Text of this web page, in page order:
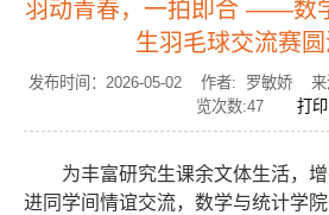
羽动青春，一拍即合 ——数
生羽毛球交流赛
发布时间：2026-05-02 作者: 罗敏娇
览次数:47 打印
为丰富研究生课余文体生活，
进同学间情谊交流，数学与统计学